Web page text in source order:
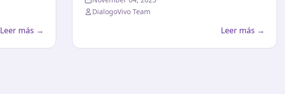
Leer más →
DialogoVivo Team
Leer más →